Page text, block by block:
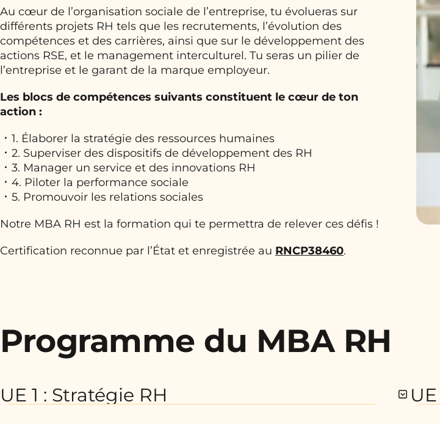
Au cœur de l’organisation sociale de l’entreprise, tu évolueras sur
différents projets RH tels que les recrutements, l’évolution des
compétences et des carrières, ainsi que sur le développement des
actions RSE, et le management interculturel. Tu seras un pilier de
l’entreprise et le garant de la marque employeur.
Les blocs de compétences suivants constituent le cœur de ton
action :
1. Élaborer la stratégie des ressources humaines
2. Superviser des dispositifs de développement des RH
3. Manager un service et des innovations RH
4. Piloter la performance sociale
5. Promouvoir les relations sociales
Notre MBA RH est la formation qui te permettra de relever ces défis !
Certification reconnue par l’État et enregistrée au RNCP38460.
Programme du MBA RH
UE 1 : Stratégie RH